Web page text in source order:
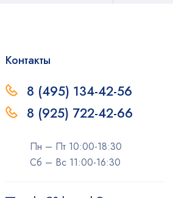
Контакты
8 (495) 134-42-56
8 (925) 722-42-66
Пн – Пт 10:00-18:30
Сб – Вс 11:00-16:30